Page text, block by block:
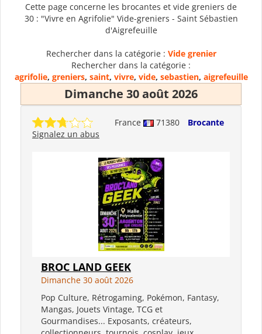
Cette page concerne les brocantes et vide greniers de
30 : "Vivre en Agrifolie" Vide-greniers - Saint Sébastien
d'Aigrefeuille
Rechercher dans la catégorie : Vide grenier
Rechercher dans la catégorie :
agrifolie, greniers, saint, vivre, vide, sebastien, aigrefeuille
Dimanche 30 août 2026
France 71380
Brocante
Signalez un abus
BROC LAND GEEK
Dimanche 30 août 2026
Pop Culture, Rétrogaming, Pokémon, Fantasy,
Mangas, Jouets Vintage, TCG et
Gourmandises... Exposants, créateurs,